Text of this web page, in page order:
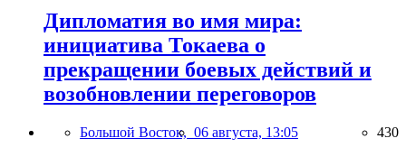
Дипломатия во имя мира:
инициатива Токаева о
прекращении боевых действий и
возобновлении переговоров
Большой Восток, 06 августа, 13:05 430